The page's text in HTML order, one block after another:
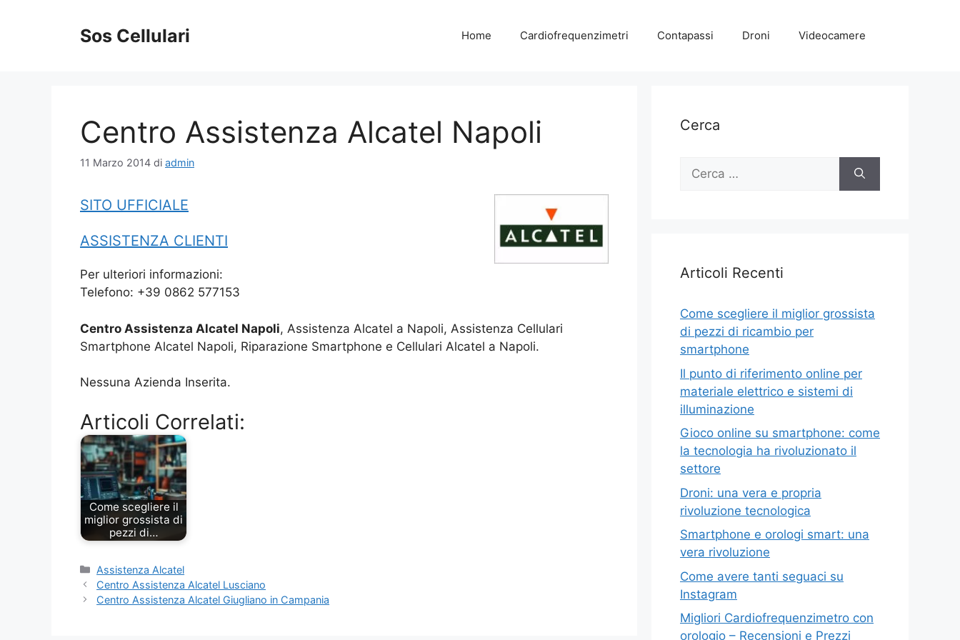
Sos Cellulari Home Cardiofrequenzimetri Contapassi Droni Videocamere
Centro Assistenza Alcatel Napoli
11 Marzo 2014 di admin
SITO UFFICIALE
ASSISTENZA CLIENTI
Per ulteriori informazioni:
Telefono: +39 0862 577153
Centro Assistenza Alcatel Napoli, Assistenza Alcatel a Napoli, Assistenza Cellulari
Smartphone Alcatel Napoli, Riparazione Smartphone e Cellulari Alcatel a Napoli.
Nessuna Azienda Inserita.
Articoli Correlati:
Come scegliere il
miglior grossista di
pezzi di…
Categorie
Assistenza Alcatel
Centro Assistenza Alcatel Lusciano
Centro Assistenza Alcatel Giugliano in Campania
Cerca
Ricerca
Articoli Recenti
Come scegliere il miglior grossista
di pezzi di ricambio per
smartphone
Il punto di riferimento online per
materiale elettrico e sistemi di
illuminazione
Gioco online su smartphone: come
la tecnologia ha rivoluzionato il
settore
Droni: una vera e propria
rivoluzione tecnologica
Smartphone e orologi smart: una
vera rivoluzione
Come avere tanti seguaci su
Instagram
Migliori Cardiofrequenzimetro con
orologio – Recensioni e Prezzi